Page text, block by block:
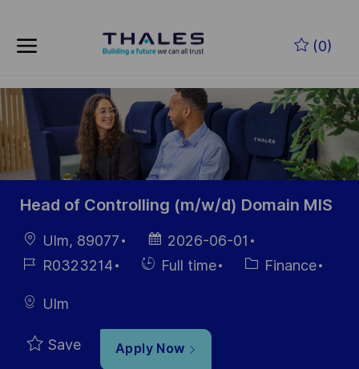
(0)
-
Head of Controlling (m/w/d) Domain MIS
LocationUlm, 89077
Posted
Date
2026-06-01
Job R0323214
HiringFull time Category
Finance
Ulm
Save Apply Now